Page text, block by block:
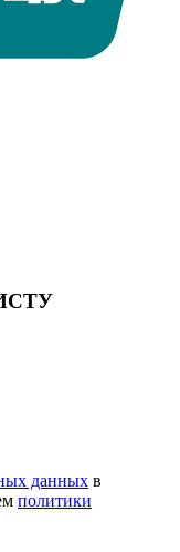
данных в
политики